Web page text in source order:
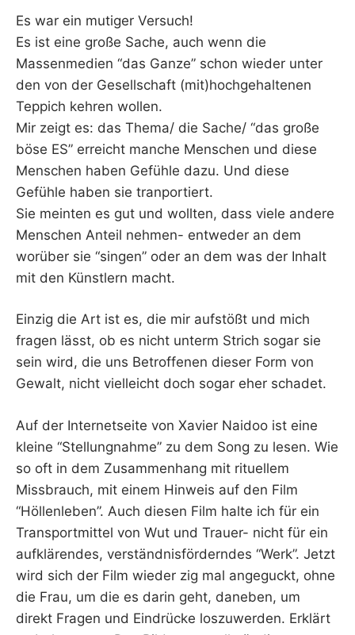
Es war ein mutiger Versuch!
Es ist eine große Sache, auch wenn die
Massenmedien “das Ganze” schon wieder unter
den von der Gesellschaft (mit)hochgehaltenen
Teppich kehren wollen.
Mir zeigt es: das Thema/ die Sache/ “das große
böse ES” erreicht manche Menschen und diese
Menschen haben Gefühle dazu. Und diese
Gefühle haben sie tranportiert.
Sie meinten es gut und wollten, dass viele andere
Menschen Anteil nehmen- entweder an dem
worüber sie “singen” oder an dem was der Inhalt
mit den Künstlern macht.
Einzig die Art ist es, die mir aufstößt und mich
fragen lässt, ob es nicht unterm Strich sogar sie
sein wird, die uns Betroffenen dieser Form von
Gewalt, nicht vielleicht doch sogar eher schadet.
Auf der Internetseite von Xavier Naidoo ist eine
kleine “Stellungnahme” zu dem Song zu lesen. Wie
so oft in dem Zusammenhang mit rituellem
Missbrauch, mit einem Hinweis auf den Film
“Höllenleben”. Auch diesen Film halte ich für ein
Transportmittel von Wut und Trauer- nicht für ein
aufklärendes, verständnisförderndes “Werk”. Jetzt
wird sich der Film wieder zig mal angeguckt, ohne
die Frau, um die es darin geht, daneben, um
direkt Fragen und Eindrücke loszuwerden. Erklärt